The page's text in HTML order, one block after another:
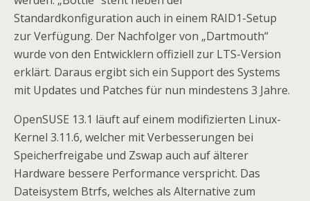
Standardkonfiguration auch in einem RAID1-Setup
zur Verfügung. Der Nachfolger von „Dartmouth“
wurde von den Entwicklern offiziell zur LTS-Version
erklärt. Daraus ergibt sich ein Support des Systems
mit Updates und Patches für nun mindestens 3 Jahre.
OpenSUSE 13.1 läuft auf einem modifizierten Linux-
Kernel 3.11.6, welcher mit Verbesserungen bei
Speicherfreigabe und Zswap auch auf älterer
Hardware bessere Performance verspricht. Das
Dateisystem Btrfs, welches als Alternative zum